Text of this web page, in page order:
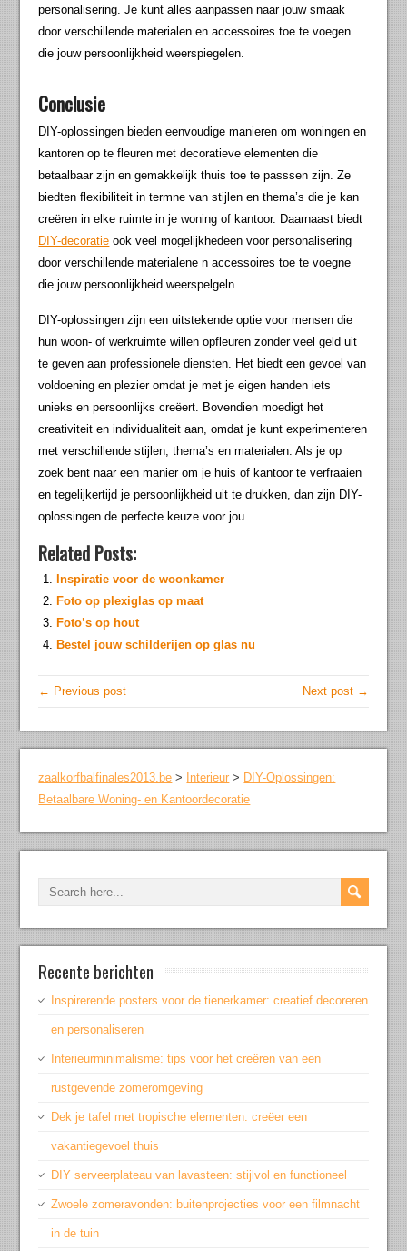
personalisering. Je kunt alles aanpassen naar jouw smaak
door verschillende materialen en accessoires toe te voegen
die jouw persoonlijkheid weerspiegelen.
Conclusie
DIY-oplossingen bieden eenvoudige manieren om woningen en
kantoren op te fleuren met decoratieve elementen die
betaalbaar zijn en gemakkelijk thuis toe te passsen zijn. Ze
biedten flexibiliteit in termne van stijlen en thema’s die je kan
creëren in elke ruimte in je woning of kantoor. Daarnaast biedt
DIY-decoratie ook veel mogelijkhedeen voor personalisering
door verschillende materialene n accessoires toe te voegne
die jouw persoonlijkheid weerspelgeln.
DIY-oplossingen zijn een uitstekende optie voor mensen die
hun woon- of werkruimte willen opfleuren zonder veel geld uit
te geven aan professionele diensten. Het biedt een gevoel van
voldoening en plezier omdat je met je eigen handen iets
unieks en persoonlijks creëert. Bovendien moedigt het
creativiteit en individualiteit aan, omdat je kunt experimenteren
met verschillende stijlen, thema’s en materialen. Als je op
zoek bent naar een manier om je huis of kantoor te verfraaien
en tegelijkertijd je persoonlijkheid uit te drukken, dan zijn DIY-
oplossingen de perfecte keuze voor jou.
Related Posts:
Inspiratie voor de woonkamer
Foto op plexiglas op maat
Foto’s op hout
Bestel jouw schilderijen op glas nu
← Previous post Next post →
zaalkorfbalfinales2013.be > Interieur > DIY-Oplossingen:
Betaalbare Woning- en Kantoordecoratie
Recente berichten
Inspirerende posters voor de tienerkamer: creatief decoreren
en personaliseren
Interieurminimalisme: tips voor het creëren van een
rustgevende zomeromgeving
Dek je tafel met tropische elementen: creëer een
vakantiegevoel thuis
DIY serveerplateau van lavasteen: stijlvol en functioneel
Zwoele zomeravonden: buitenprojecties voor een filmnacht
in de tuin